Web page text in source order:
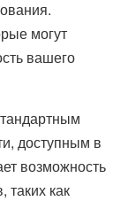
могут
вашего
доступным в
возможность
таких как